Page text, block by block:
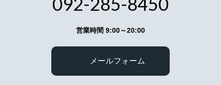
（ロ）人の生命、身体又は財産の保護のために必
（ハ）公衆衛生の向上又は児童の健全な育成の推
同意を得ることが困難であるとき
（ニ）国の機関若しくは地方公共団体又はその委
託を受けた者が法令の定める事務を遂行すること
営業時間 9:00～20:00
メールフォーム